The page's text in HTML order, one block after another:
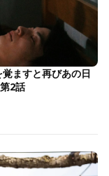
ますと再びあの日
2話